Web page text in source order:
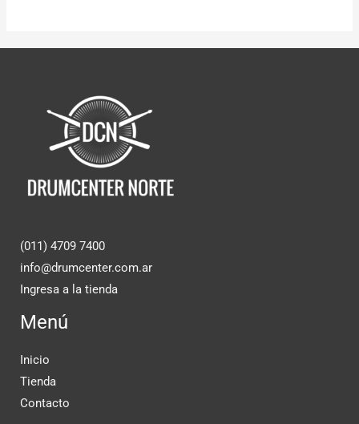
(011) 4709 7400
info@drumcenter.com.ar
Ingresa a la tienda
Menú
Inicio
Tienda
Contacto